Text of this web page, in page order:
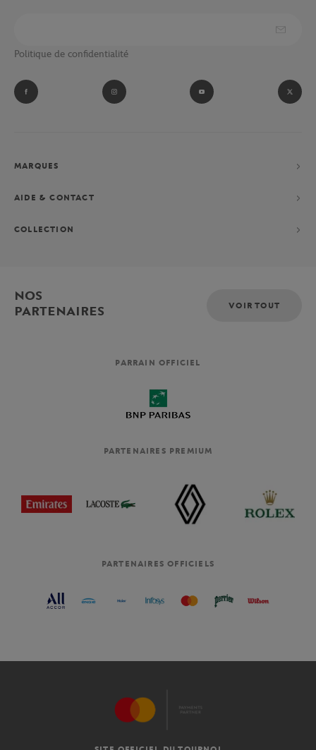
Politique de confidentialité
MARQUES
AIDE & CONTACT
COLLECTION
NOS
PARTENAIRES
VOIR TOUT
PARRAIN OFFICIEL
PARTENAIRES PREMIUM
PARTENAIRES OFFICIELS